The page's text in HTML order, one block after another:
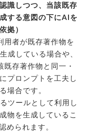
しつつ、当該既存
する意図の下にAIを
拠）
者が既存著作物を
成している場合や、
存著作物と同一・
プロンプトを工夫し
場合です。
ツールとして利用し
物を生成しているこ
められます。